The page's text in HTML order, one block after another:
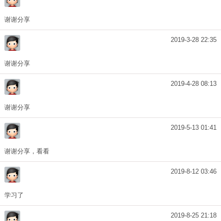
谢谢分享
2019-3-28 22:35
谢谢分享
2019-4-28 08:13
谢谢分享
2019-5-13 01:41
谢谢分享，看看
2019-8-12 03:46
学习了
2019-8-25 21:18